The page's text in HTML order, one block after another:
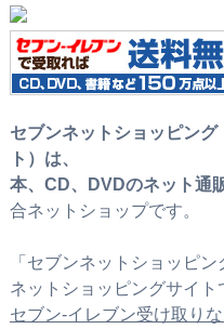
セブンネットショッピン
ト）は、
本、CD、DVDのネット通
合ネットショップです。
「セブンネットショッピ
ネットショッピングサイト
セブン‐イレブン受け取り